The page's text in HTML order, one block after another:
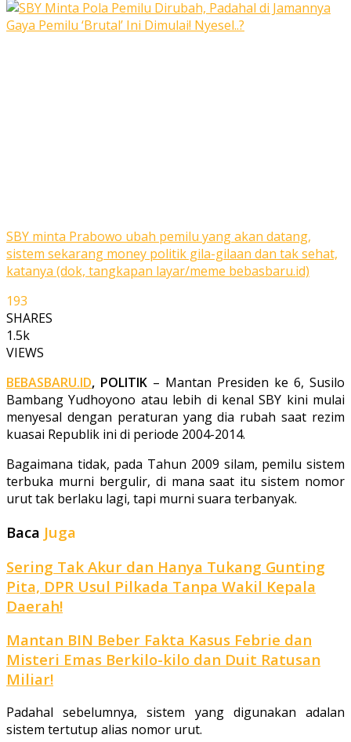
SBY minta Prabowo ubah pemilu yang akan datang,
sistem sekarang money politik gila-gilaan dan tak sehat,
katanya (dok, tangkapan layar/meme bebasbaru.id)
193
SHARES
1.5k
VIEWS
BEBASBARU.ID, POLITIK – Mantan Presiden ke 6, Susilo
Bambang Yudhoyono atau lebih di kenal SBY kini mulai
menyesal dengan peraturan yang dia rubah saat rezim
kuasai Republik ini di periode 2004-2014.
Bagaimana tidak, pada Tahun 2009 silam, pemilu sistem
terbuka murni bergulir, di mana saat itu sistem nomor
urut tak berlaku lagi, tapi murni suara terbanyak.
Baca Juga
Sering Tak Akur dan Hanya Tukang Gunting
Pita, DPR Usul Pilkada Tanpa Wakil Kepala
Daerah!
Mantan BIN Beber Fakta Kasus Febrie dan
Misteri Emas Berkilo-kilo dan Duit Ratusan
Miliar!
Padahal sebelumnya, sistem yang digunakan adalan
sistem tertutup alias nomor urut.